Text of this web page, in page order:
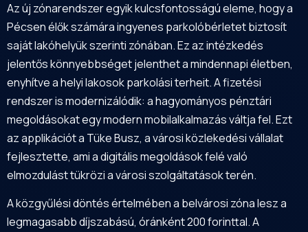
Az új zónarendszer egyik kulcsfontosságú eleme, hogy a
Pécsen élők számára ingyenes parkolóbérletet biztosít
saját lakóhelyük szerinti zónában. Ez az intézkedés
jelentős könnyebbséget jelenthet a mindennapi életben,
enyhítve a helyi lakosok parkolási terheit. A fizetési
rendszer is modernizálódik: a hagyományos pénztári
megoldásokat egy modern mobilalkalmazás váltja fel. Ezt
az applikációt a Tüke Busz, a városi közlekedési vállalat
fejlesztette, ami a digitális megoldások felé való
elmozdulást tükrözi a városi szolgáltatások terén.
A közgyűlési döntés értelmében a belvárosi zóna lesz a
legmagasabb díjszabású, óránként 200 forinttal. A